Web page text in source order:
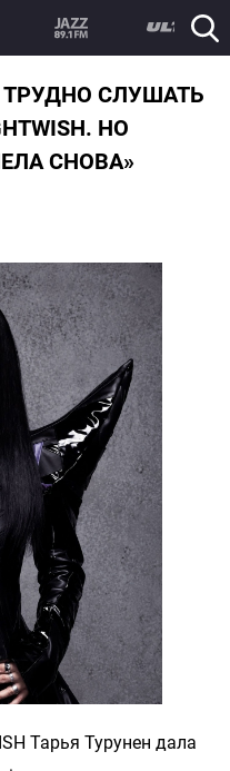
ТРУДНО СЛУШАТЬ
НО
СНОВА»
Тарья Турунен дала